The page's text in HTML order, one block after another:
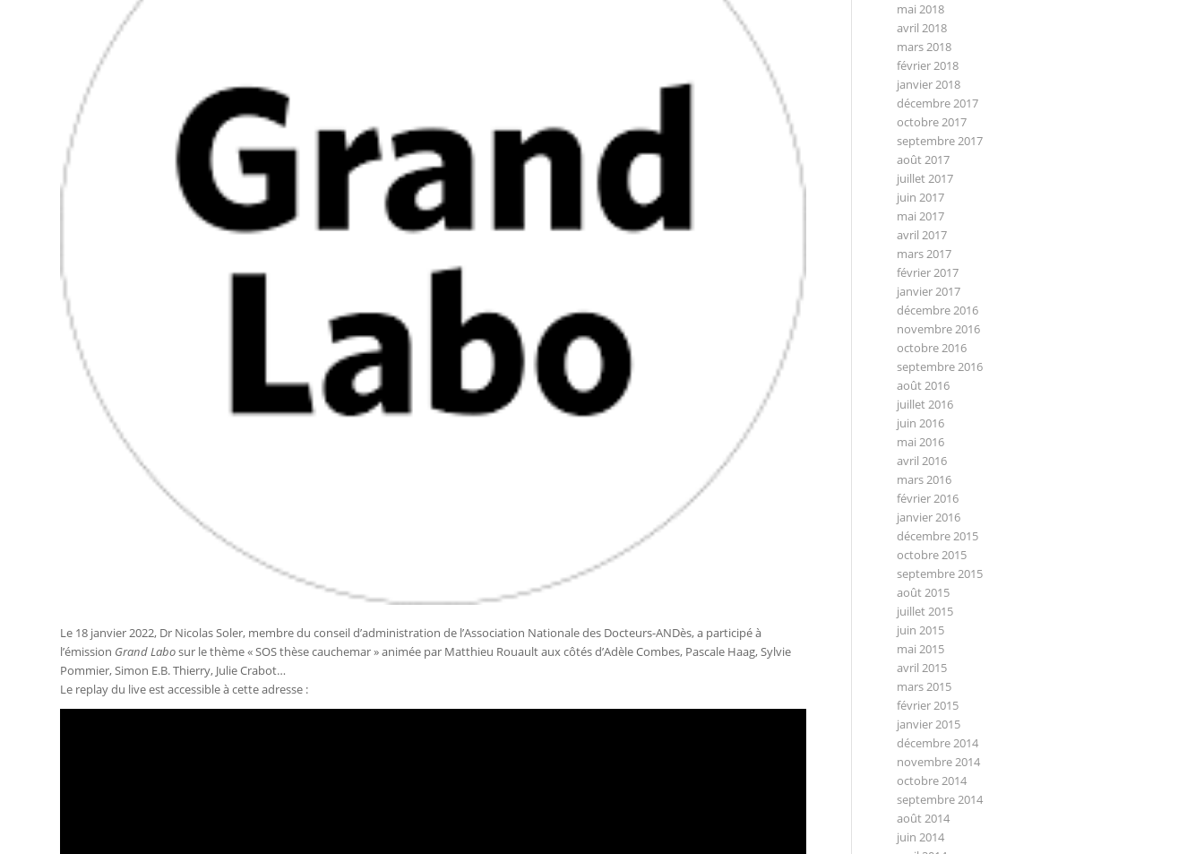
Le 18 janvier 2022, Dr Nicolas Soler, membre du conseil d’administration de l’Association Nationale des Docteurs-ANDès, a participé à
l’émission Grand Labosur le thème « SOS thèse cauchemar » animée par Matthieu Rouault aux côtés d’Adèle Combes, Pascale Haag, Sylvie
Pommier, Simon E.B. Thierry, Julie Crabot…
Le replay du live est accessible à cette adresse :
mai 2018
avril 2018
mars 2018
février 2018
janvier 2018
décembre 2017
octobre 2017
septembre 2017
août 2017
juillet 2017
juin 2017
mai 2017
avril 2017
mars 2017
février 2017
janvier 2017
décembre 2016
novembre 2016
octobre 2016
septembre 2016
août 2016
juillet 2016
juin 2016
mai 2016
avril 2016
mars 2016
février 2016
janvier 2016
décembre 2015
octobre 2015
septembre 2015
août 2015
juillet 2015
juin 2015
mai 2015
avril 2015
mars 2015
février 2015
janvier 2015
décembre 2014
novembre 2014
octobre 2014
septembre 2014
août 2014
juin 2014